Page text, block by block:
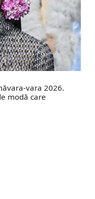
vara 2026.
modă care